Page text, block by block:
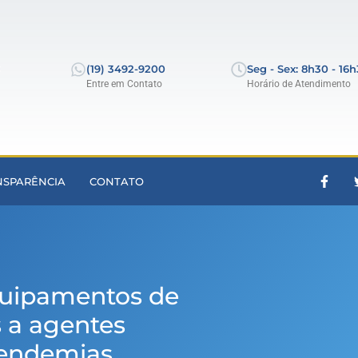
(19) 3492-9200
Entre em Contato
Seg - Sex: 8h30 -
Horário de Atendimento
CONTATO
de
agentes